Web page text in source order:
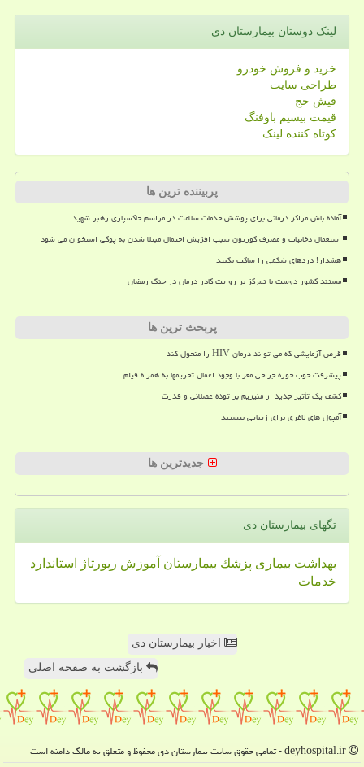
لینک دوستان بیمارستان دی
خرید و فروش خودرو
طراحی سایت
فیش حج
قیمت بیسیم باوفنگ
کوتاه کننده لینک
پربیننده ترین ها
آماده باش مراکز درمانی برای پوشش خدمات سلامت در مراسم خاکسپاری رهبر شهید
استعمال دخانیات و مصرف کورتون سبب افزیش احتمال مبتلا شدن به پوکی استخوان می شود
هشدار! دردهای شکمی را ساکت نکنید
مستند کشور دوست با تمرکز بر روایت کادر درمان در جنگ رمضان
پربحث ترین ها
قرص آزمایشی که می تواند درمان HIV را متحول کند
پیشرفت خوب حوزه جراحی مغز با وجود اعمال تحریمها به همراه فیلم
کشف یک تأثیر جدید از منیزیم بر توده عضلانی و قدرت
آمپول های لاغری برای زیبایی نیستند
جدیدترین ها
تگهای بیمارستان دی
بهداشت بیماری پزشك بیمارستان آموزش رپورتاژ
استاندارد
خدمات
اخبار بیمارستان دی
بازگشت به صفحه اصلی